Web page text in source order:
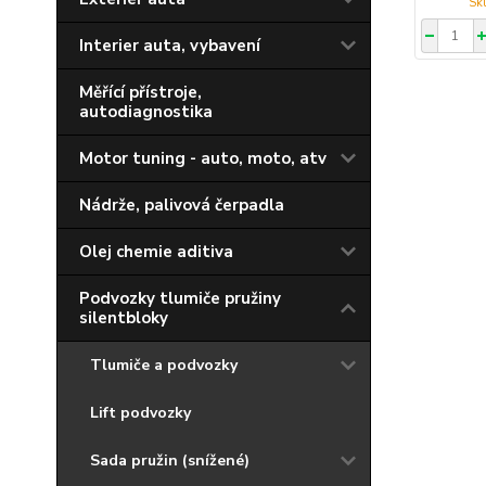
Interier auta, vybavení
Měřící přístroje,
autodiagnostika
Motor tuning - auto, moto, atv
Nádrže, palivová čerpadla
Olej chemie aditiva
Podvozky tlumiče pružiny
silentbloky
Tlumiče a podvozky
Lift podvozky
Sada pružin (snížené)